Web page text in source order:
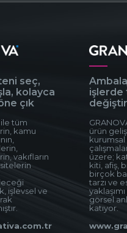
seç,
kolayca
çık
ile tüm
kamu
vakıfların
işlevsel ve
işlerde
değiştir
ürün
üzere;
kiti, afiş,
birçok
tarzı ve
görsel
katıyor.